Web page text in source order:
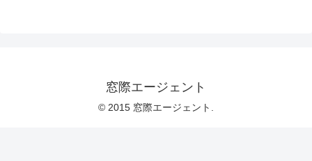
窓際エージェント
© 2015 窓際エージェント.